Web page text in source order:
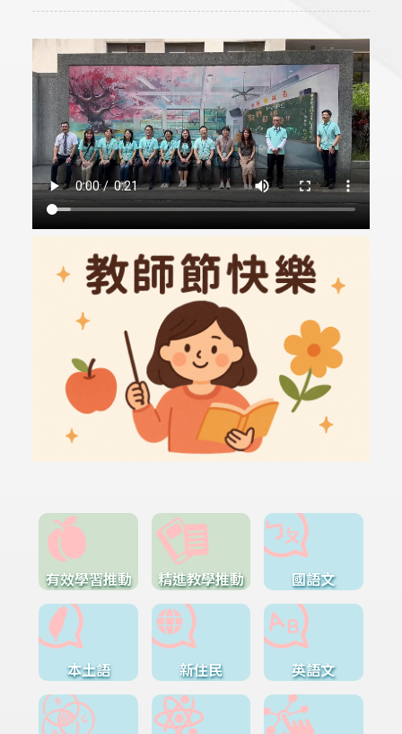
有效學習推動 精進教學推動 國語文
本土語 新住民 英語文